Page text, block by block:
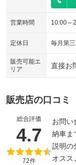
営業時間 10:00～
定休日 毎月第
販売可能エ
リア
直接お
販売店の口コミ
総合評価
4.7 （
72件
お問い
納車ま
説明の
オスス